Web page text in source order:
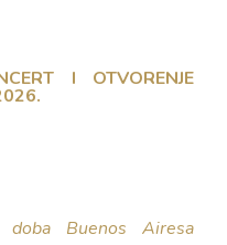
I OTVORENJE
Buenos Airesa